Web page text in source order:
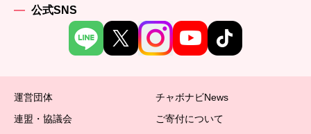
公式SNS
運営団体
チャボナビNews
連盟・協議会
ご寄付について